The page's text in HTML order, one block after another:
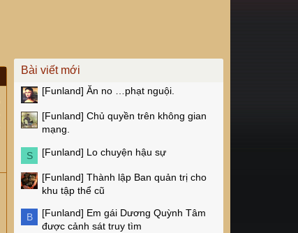
Bài viết mới
[Funland] Ăn no …phạt nguội.
[Funland] Chủ quyền trên không gian
mạng.
S [Funland] Lo chuyện hậu sự
[Funland] Thành lập Ban quản trị cho
khu tập thể cũ
B [Funland] Em gái Dương Quỳnh Tâm
được cảnh sát truy tìm